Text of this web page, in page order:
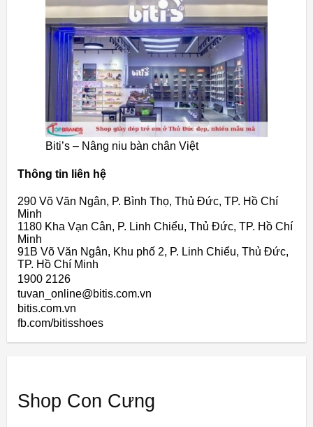
Biti’s – Nâng niu bàn chân Việt
Thông tin liên hệ
290 Võ Văn Ngân, P. Bình Thọ, Thủ Đức, TP. Hồ Chí
Minh
1180 Kha Vạn Cân, P. Linh Chiểu, Thủ Đức, TP. Hồ Chí
Minh
91B Võ Văn Ngân, Khu phố 2, P. Linh Chiểu, Thủ Đức,
TP. Hồ Chí Minh
1900 2126
tuvan_online@bitis.com.vn
bitis.com.vn
fb.com/bitisshoes
Shop Con Cưng